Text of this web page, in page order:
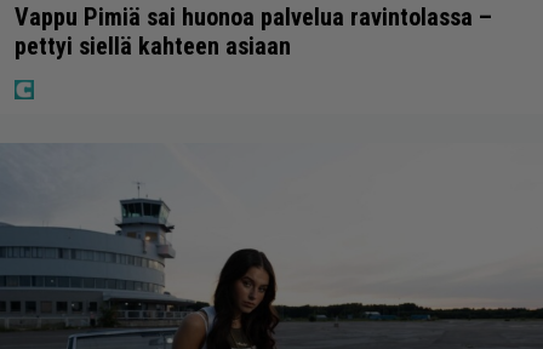
Vappu Pimiä sai huonoa palvelua ravintolassa –
pettyi siellä kahteen asiaan